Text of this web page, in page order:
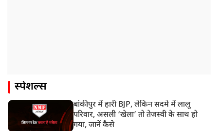
स्पेशल्स
बांकीपुर में हारी BJP, लेकिन सदमे में लालू
परिवार, असली ‘खेला’ तो तेजस्वी के साथ हो
गया, जानें कैसे